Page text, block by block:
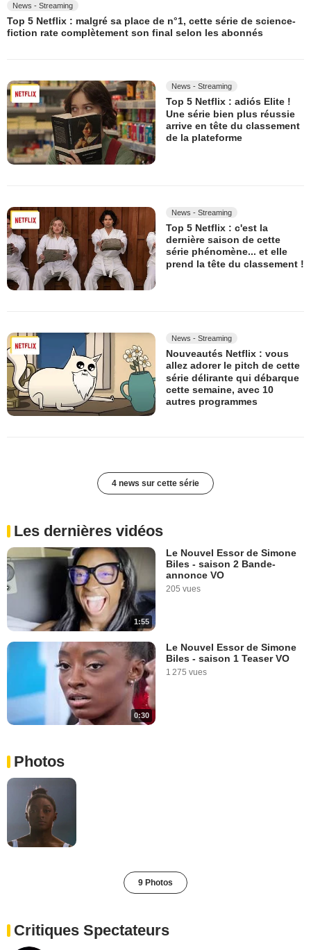
News - Streaming
Top 5 Netflix : malgré sa place de n°1, cette série de science-
fiction rate complètement son final selon les abonnés
News - Streaming
Top 5 Netflix : adiós Elite !
Une série bien plus réussie
arrive en tête du classement
de la plateforme
News - Streaming
Top 5 Netflix : c'est la
dernière saison de cette
série phénomène... et elle
prend la tête du classement !
News - Streaming
Nouveautés Netflix : vous
allez adorer le pitch de cette
série délirante qui débarque
cette semaine, avec 10
autres programmes
4 news sur cette série
Les dernières vidéos
1:55
Le Nouvel Essor de Simone
Biles - saison 2 Bande-
annonce VO
205 vues
0:30
Le Nouvel Essor de Simone
Biles - saison 1 Teaser VO
1 275 vues
Photos
9 Photos
Critiques Spectateurs